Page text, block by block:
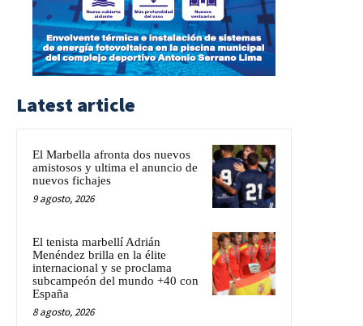
Latest article
El Marbella afronta dos nuevos
amistosos y ultima el anuncio de
nuevos fichajes
9 agosto, 2026
El tenista marbellí Adrián
Menéndez brilla en la élite
internacional y se proclama
subcampeón del mundo +40 con
España
8 agosto, 2026